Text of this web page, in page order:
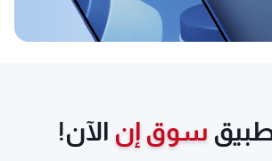
سوق إن الآن!